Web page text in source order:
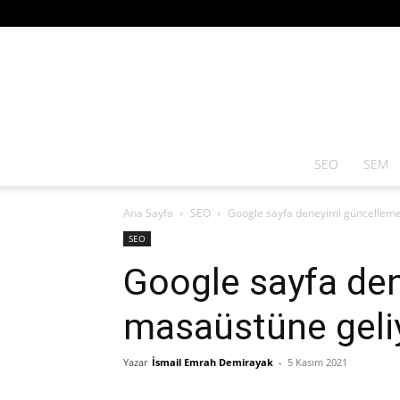
SEO SEM
Ana Sayfa SEO Google sayfa deneyimi
SEO
Google sayfa
masaüstüne
Yazar İsmail Emrah Demirayak - 5 Kasım 2021